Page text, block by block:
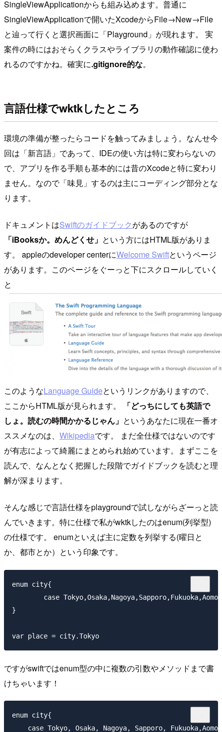
SingleViewApplicationからも組み込めます。普通に
SingleViewApplicationで開いたXcodeからFile→New→File
と辿って行くと選択画面に「Playground」が現れます。 実
案件の時にはおそらくクラスやライブラリの動作確認に使わ
れるのですかね。確実に.gitignore的な。
言語仕様でwktkしたところ
環境の準備が整ったらコードを触ってみましょう。なんせ今
回は「新言語」であって、IDEの使い方は特に変わらないの
で、アプリを作る手順も基本的には昔のXcodeと特に変わり
ません。なので「味見」するのは主にコーディング部分とな
ります。
ドキュメントはSwiftのガイドブックがあるのですが
「iBooksか。めんどくせ」 という方にはHTML版がありま
す。 appleのdeveloper centerにWelcome Swiftというページ
があります。このページをぐーっと下にスクロールしていく
と
このようなLanguage Guideというリンクがありますので、
ここからHTML版が見られます。
「どっちにしても英語で
しょ。読むの時間かかるじゃん」 というあなたに現在一番オ
ススメなのは、 Wikipediaです。 まだ全仕様ではないのです
が有志によって綺麗にまとめられ始めています。まずここを
読んで、なんとなく把握した段階でガイドブックを読むと理
解が深まります。
そんな感じで言語仕様をplaygroundで試しながらざーっと読
んでいきます。特に仕様で私がwktkしたのはenum(列挙型)
の仕様です。 enumといえば主に定数を列挙する(曜日と
か、都市とか）という印象です。
enum city{
}
ですがswiftではenum型の中に複数の引数やメソッドまで書
けちゃいます！
enum city{
case Tokyo, Osaka, Nagoya, Sapporo,